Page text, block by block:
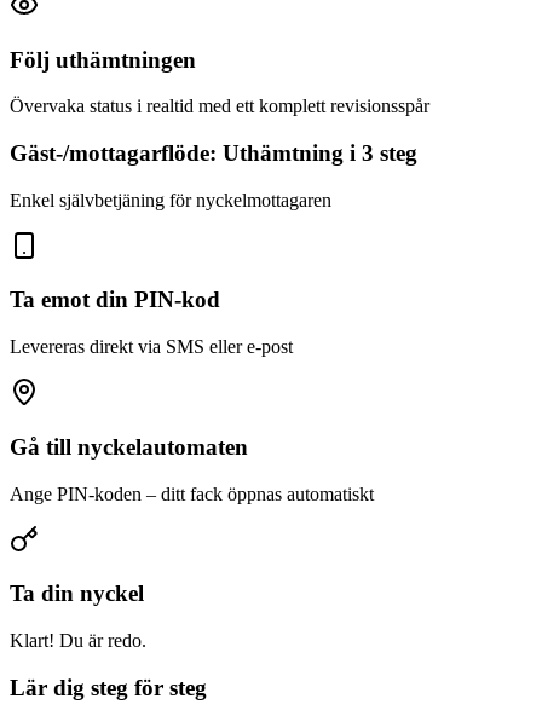
Följ uthämtningen
Övervaka status i realtid med ett komplett revisionsspår
Gäst-/mottagarflöde: Uthämtning i 3 steg
Enkel självbetjäning för nyckelmottagaren
Ta emot din PIN-kod
Levereras direkt via SMS eller e-post
Gå till nyckelautomaten
Ange PIN-koden – ditt fack öppnas automatiskt
Ta din nyckel
Klart! Du är redo.
Lär dig steg för steg